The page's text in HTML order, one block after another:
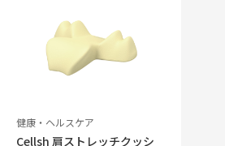
健康・ヘルスケア
Cellsh 肩ストレッチクッシ